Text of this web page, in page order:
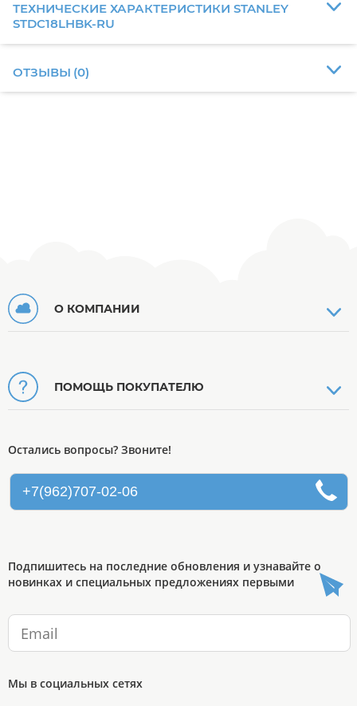
ТЕХНИЧЕСКИЕ ХАРАКТЕРИСТИКИ STANLEY
STDC18LHBK-RU
ОТЗЫВЫ (0)
О КОМПАНИИ
ПОМОЩЬ ПОКУПАТЕЛЮ
Остались вопросы? Звоните!
+7(962)707-02-06
Подпишитесь на последние обновления и узнавайте о
новинках и специальных предложениях первыми
Мы в социальных сетях